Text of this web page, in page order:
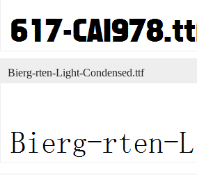
Bierg-rten-Light-Condensed.ttf